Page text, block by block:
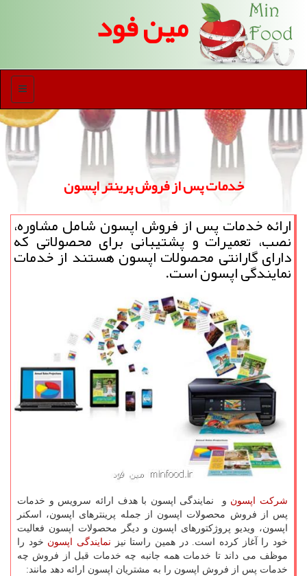
مین فود
منو
خدمات پس از فروش پرینتر اپسون
ارائه خدمات پس از فروش اپسون شامل مشاوره،
نصب، تعمیرات و پشتیبانی برای محصولاتی كه
دارای گارانتی محصولات اپسون هستند از خدمات
نمایندگی اپسون است.
شرکت اپسون و نمایندگی اپسون با هدف ارائه سرویس و خدمات
پس از فروش محصولات اپسون از جمله پرینترهای اپسون، اسکنر
اپسون، ویدیو پروژکتورهای اپسون و دیگر محصولات اپسون فعالیت
خود را آغاز کرده است. در همین راستا نیز نمایندگی اپسون خود را
موظف می داند تا خدمات همه جانبه چه خدمات قبل از فروش چه
خدمات پس از فروش اپسون را به مشتریان اپسون ارائه دهد مانند: